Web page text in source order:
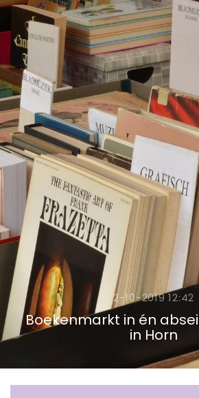
2-10-2019 12:42
Boekenmarkt in én
in Horn